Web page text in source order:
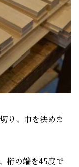
り、巾を決めま
桁の端を45度で